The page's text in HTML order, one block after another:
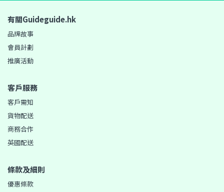
有關Guideguide.hk
品牌故事
會員計劃
推廣活動
客戶服務
客戶需知
貨物配送
商務合作
英國配送
條款及細則
優惠條款